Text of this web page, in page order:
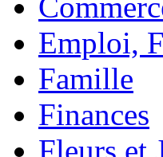
Emploi,
Famille
Finances